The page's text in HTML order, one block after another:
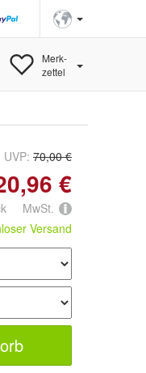
Merk-
zettel
UVP: 70,00 €
€
MwSt.
Versand